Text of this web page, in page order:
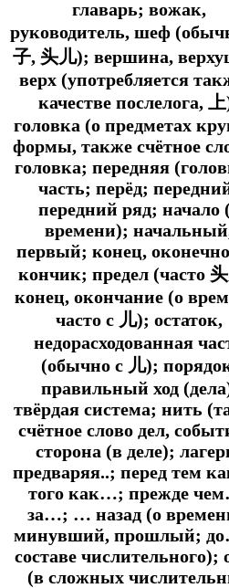
главарь; вожак,
руководитель, шеф
子, 头儿); вершина,
верх (употребляется
качестве послелога,
головка (о предметах
формы, также счётное
головка; передняя
часть; перёд;
передний ряд; начало
времени);
первый; конец,
кончик; предел (часто
конец, окончание (о
часто с 儿); остаток,
недорасходованная
(обычно с 儿);
правильный ход
твёрдая система; нить
счётное слово дел,
сторона (в деле);
предваряя..; перед тем
того как…; прежде
за…; … назад (о
минувший, прошлый;
составе числительного);
(в сложных